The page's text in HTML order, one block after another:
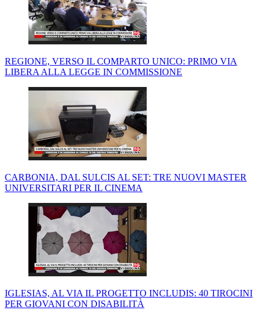
REGIONE, VERSO IL COMPARTO UNICO: PRIMO VIA
LIBERA ALLA LEGGE IN COMMISSIONE
CARBONIA, DAL SULCIS AL SET: TRE NUOVI MASTER
UNIVERSITARI PER IL CINEMA
IGLESIAS, AL VIA IL PROGETTO INCLUDIS: 40 TIROCINI
PER GIOVANI CON DISABILITÀ